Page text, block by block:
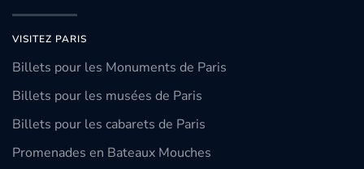
VISITEZ PARIS
Billets pour les Monuments de Paris
Billets pour les musées de Paris
Billets pour les cabarets de Paris
Promenades en Bateaux Mouches